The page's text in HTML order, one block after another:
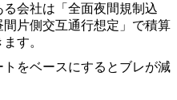
会社は「全面夜間規制込
片側交互通行想定」で積算
す。
をベースにするとブレが減